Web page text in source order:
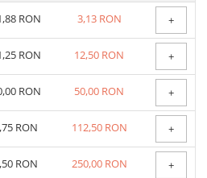
RON 3,13 RON +
RON 12,50 RON +
RON 50,00 RON +
RON 112,50 RON +
RON 250,00 RON +